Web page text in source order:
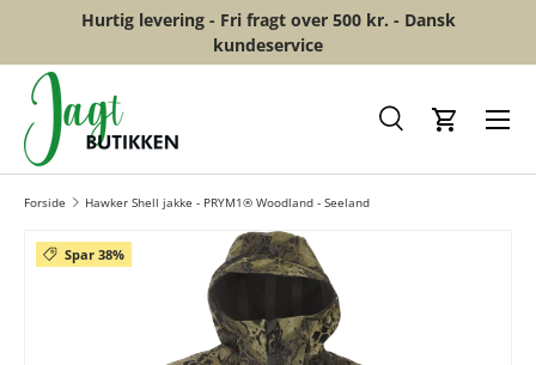
Hurtig levering - Fri fragt over 500 kr. - Dansk
kundeservice
Søg Kurv
Menu
Forside Hawker Shell jakke - PRYM1® Woodland - Seeland
Spar 38%